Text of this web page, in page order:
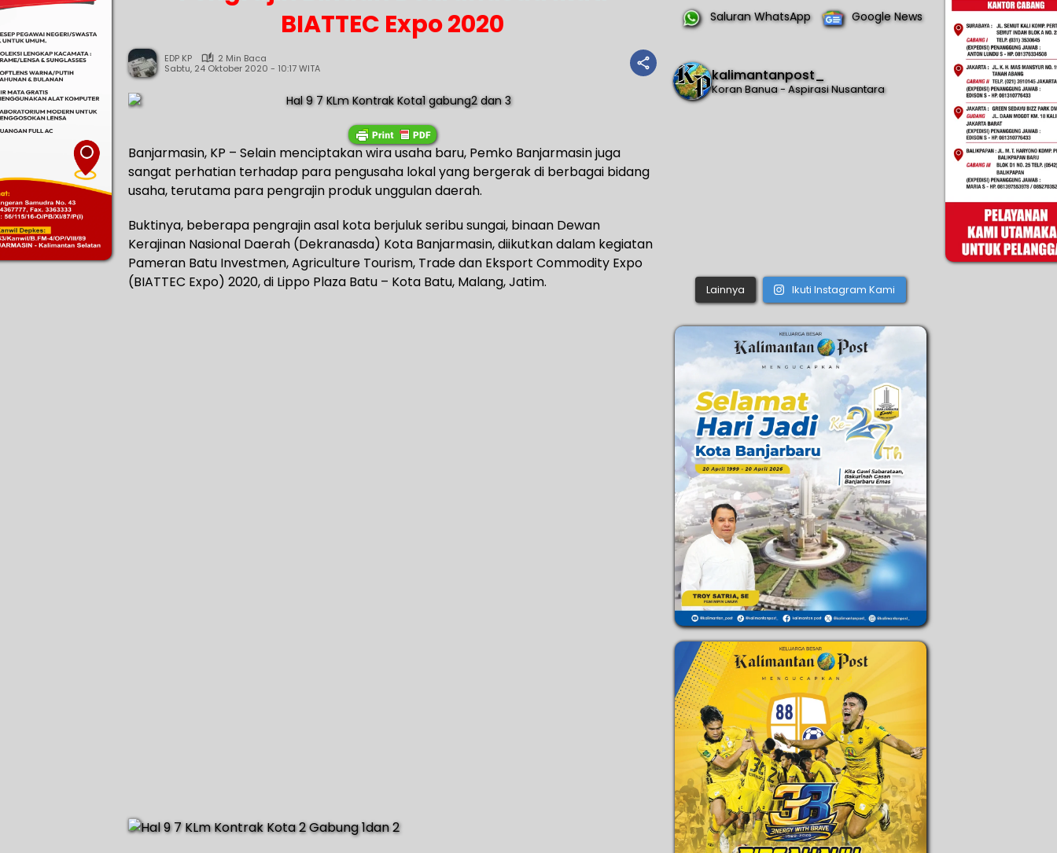
BIATTEC Expo 2020
EDP KP
2 Min Baca
Sabtu, 24 Oktober 2020 - 10:17 WITA
Banjarmasin, KP – Selain menciptakan wira usaha baru, Pemko Banjarmasin juga
sangat perhatian terhadap para pengusaha lokal yang bergerak di berbagai bidang
usaha, terutama para pengrajin produk unggulan daerah.
Buktinya, beberapa pengrajin asal kota berjuluk seribu sungai, binaan Dewan
Kerajinan Nasional Daerah (Dekranasda) Kota Banjarmasin, diikutkan dalam kegiatan
Pameran Batu Investmen, Agriculture Tourism, Trade dan Eksport Commodity Expo
(BIATTEC Expo) 2020, di Lippo Plaza Batu – Kota Batu, Malang, Jatim.
Saluran WhatsApp Google News
kalimantanpost_
Koran Banua - Aspirasi Nusantara
Lainnya Ikuti Instagram Kami